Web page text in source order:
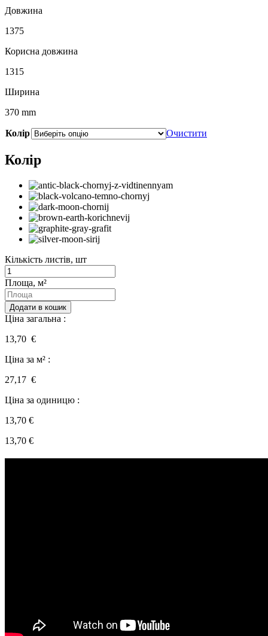
Довжина
1375
Корисна довжина
1315
Ширина
370 mm
Колір Очистити
Колір
Кількість листів, шт
Кількість
Площа, м²
Додати в кошик
Ціна загальна :
13,70 €
Ціна за м² :
27,17 €
Ціна за одиницю :
13,70 €
13,70 €